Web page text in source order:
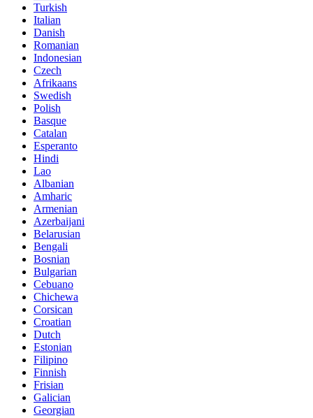
Turkish
Italian
Danish
Romanian
Indonesian
Czech
Afrikaans
Swedish
Polish
Basque
Catalan
Esperanto
Hindi
Lao
Albanian
Amharic
Armenian
Azerbaijani
Belarusian
Bengali
Bosnian
Bulgarian
Cebuano
Chichewa
Corsican
Croatian
Dutch
Estonian
Filipino
Finnish
Frisian
Galician
Georgian